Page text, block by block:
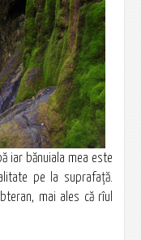
iar bănuiala mea este
pe la suprafață.
mai ales că rîul